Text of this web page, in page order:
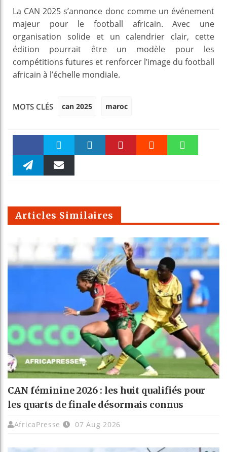
La CAN 2025 s’annonce donc comme un événement
majeur pour le football africain. Avec une
organisation solide et un calendrier clair, cette
édition pourrait être un modèle pour les
compétitions futures et renforcer l’image du football
africain à l’échelle mondiale.
MOTS CLÉS can 2025 maroc
Faceboo Twitter
m
Articles Similaires
CAN féminine 2026 : les huit qualifiés pour
les quarts de finale désormais connus
AfricaPresse 07 Aug 2026